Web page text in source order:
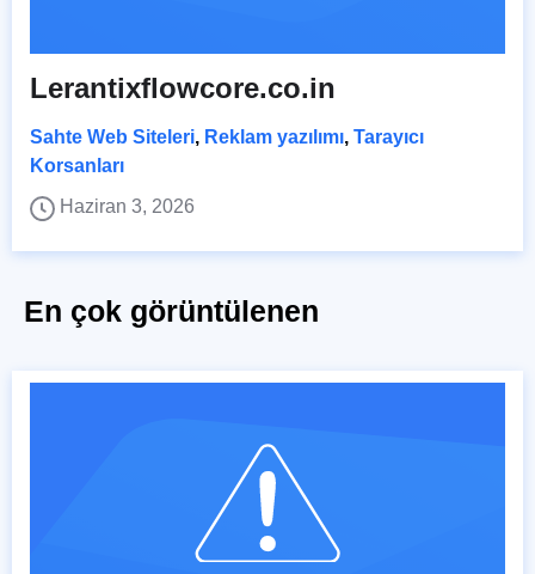
Lerantixflowcore.co.in
Sahte Web Siteleri, Reklam yazılımı, Tarayıcı
Korsanları
Haziran 3, 2026
En çok görüntülenen